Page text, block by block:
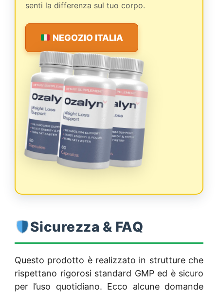
senti la differenza sul tuo corpo.
NEGOZIO ITALIA
Sicurezza & FAQ
Questo prodotto è realizzato in strutture che
rispettano rigorosi standard GMP ed è sicuro
per l’uso quotidiano. Ecco alcune domande